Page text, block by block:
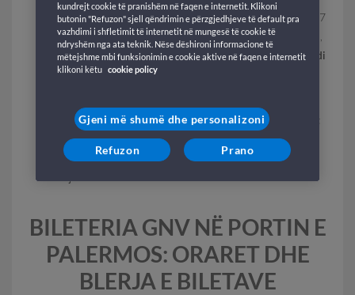
Autobusë urbanë– Linja të ndryshme — si 101, 102, 107
dhe 230 — lidhin rregullisht qendrën e qytetit me portin,
me ndalesa pranëportit të Palermos për nisjen e Grandi
Navi Veloci, duke ofruar një alternativë praktike dhe
Treni– Stacioni hekurudhor Palermo Centrale ndodhet
rreth 2 km nga porti: duke vazhduar me një rrugëtim të
shkurtër me taksi ose autobus arrihet komod zona e
BILETERIA GNV NË PORTIN E
PALERMOS: ORARET DHE
BLERJA E BILETAVE
kundrejt cookie të pranishëm në faqen e internetit. Klikoni
butonin "Refuzon" sjell qëndrimin e përzgjedhjeve të default pra
vazhdimi i shfletimit të internetit në mungesë të cookie të
ndryshëm nga ata teknik. Nëse dëshironi informacione të
mëtejshme mbi funksionimin e cookie aktive në faqen e internetit
klikoni këtu cookie policy
Gjeni më shumë dhe personalizoni
Refuzon Prano